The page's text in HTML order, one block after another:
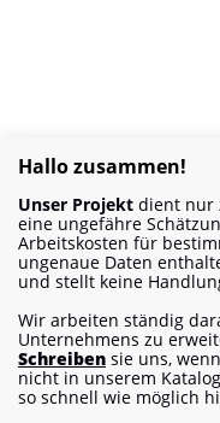
Hallo zusammen!
Unser Projekt dient nur
eine ungefähre
Arbeitskosten für
ungenaue Daten
und stellt keine
Wir arbeiten ständig
Unternehmens zu
Schreiben sie uns,
nicht in unserem
so schnell wie möglich